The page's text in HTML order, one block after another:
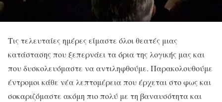
Τις τελευταίες ημέρες είμαστε όλοι θεατές μιας
κατάστασης που ξεπερνάει τα όρια της λογικής μας και
που δυσκολευόμαστε να αντιληφθούμε. Παρακολουθούμε
έντρομοι κάθε νέα λεπτομέρεια που έρχεται στο φως και
σοκαριζόμαστε ακόμη πιο πολύ με τη βαναυσότητα και